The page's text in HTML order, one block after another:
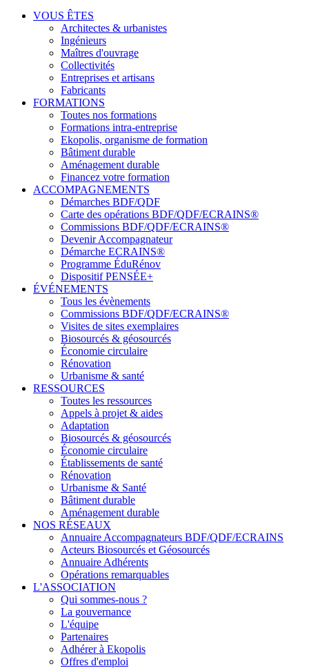
VOUS ÊTES
Architectes & urbanistes
Ingénieurs
Maîtres d'ouvrage
Collectivités
Entreprises et artisans
Fabricants
FORMATIONS
Toutes nos formations
Formations intra-entreprise
Ekopolis, organisme de formation
Bâtiment durable
Aménagement durable
Financez votre formation
ACCOMPAGNEMENTS
Démarches BDF/QDF
Carte des opérations BDF/QDF/ECRAINS®
Commissions BDF/QDF/ECRAINS®
Devenir Accompagnateur
Démarche ECRAINS®
Programme ÉduRénov
Dispositif PENSÉE+
ÉVÉNEMENTS
Tous les évènements
Commissions BDF/QDF/ECRAINS®
Visites de sites exemplaires
Biosourcés & géosourcés
Économie circulaire
Rénovation
Urbanisme & santé
RESSOURCES
Toutes les ressources
Appels à projet & aides
Adaptation
Biosourcés & géosourcés
Économie circulaire
Établissements de santé
Rénovation
Urbanisme & Santé
Bâtiment durable
Aménagement durable
NOS RÉSEAUX
Annuaire Accompagnateurs BDF/QDF/ECRAINS
Acteurs Biosourcés et Géosourcés
Annuaire Adhérents
Opérations remarquables
L'ASSOCIATION
Qui sommes-nous ?
La gouvernance
L'équipe
Partenaires
Adhérer à Ekopolis
Offres d'emploi